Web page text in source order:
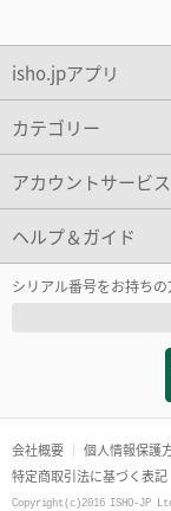
isho.jpアプリ
カテゴリー
アカウントサービス
ヘルプ＆ガイド
シリアル番号をお持ちの
会社概要 個人情報保護
特定商取引法に基づく表記
Copyright(c)2016 ISHO-JP